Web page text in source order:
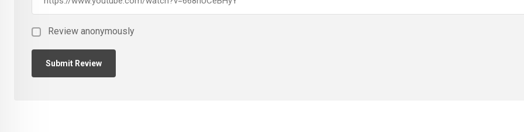
Review anonymously